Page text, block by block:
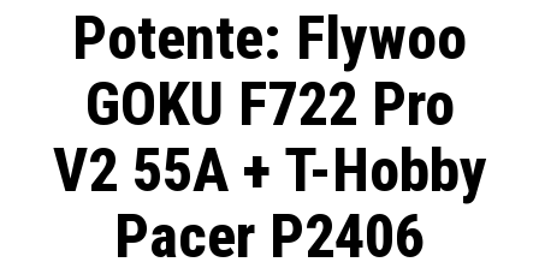
Potente: Flywoo
GOKU F722 Pro
V2 55A + T-Hobby
Pacer P2406